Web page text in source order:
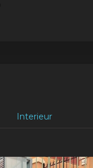
Interieur